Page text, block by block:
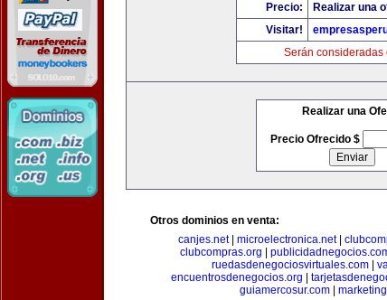
Precio:
Realizar una
Visitar!
Serán consideradas
Realizar una
Precio Ofrecido $
Otros dominios en venta:
canjes.net| microelectronica.net|
clubcompras.org
ruedasdenegociosvirtuales.com|
encuentrosdenegocios.org
guiamercosur.com